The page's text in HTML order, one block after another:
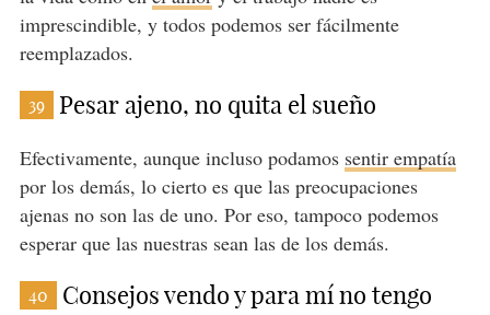
imprescindible, y todos podemos ser fácilmente
reemplazados.
39 Pesar ajeno, no quita el sueño
Efectivamente, aunque incluso podamos sentir empatía
por los demás, lo cierto es que las preocupaciones
ajenas no son las de uno. Por eso, tampoco podemos
esperar que las nuestras sean las de los demás.
40 Consejos vendo y para mí no tengo